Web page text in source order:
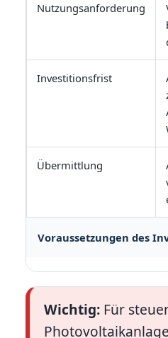
Voraussetzungen des
Nutzungsanforderung
Investitionsfrist
Übermittlung
Wichtig: Für